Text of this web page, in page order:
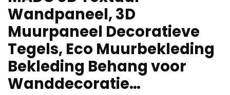
Wandpaneel, 3D
Muurpaneel Decoratieve
Tegels, Eco Muurbekleding
Bekleding Behang voor
Wanddecoratie…